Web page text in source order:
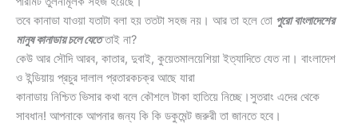
তবে কানাডা যাওয়া যতাটা বলা হয় ততটা সহজ নয়। আর তা হলে তো পুরো বাংলাদেশের
মানুষ কানাডায় চলে যেতেতাই না?
কেউ আর সৌদি আরব, কাতার, দুবাই, কুয়েতমালয়েশিয়া ইত্যাদিতে যেত না। বাংলাদেশ
ও ইন্ডিয়ায় প্রচুর দালাল প্রতারকচক্র আছে যারা
কানাডায় নিশ্চিত ভিসার কথা বলে কৌশলে টাকা হাতিয়ে নিচ্ছে।সুতরাং এদের থেকে
সাবধান! আপনাকে আপনার জন্য কি কি ডকুমেন্ট জরুরী তা জানতে হবে।